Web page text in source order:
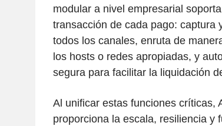
modular a nivel empresarial
transacción de cada pago: captura
todos los canales, enruta de
los hosts o redes apropiadas, y
segura para facilitar la liquidación
Al unificar estas funciones críticas,
proporciona la escala, resiliencia y